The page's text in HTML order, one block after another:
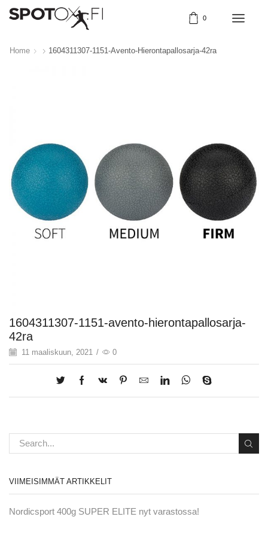
0
Home 1604311307-1151-Avento-Hierontapallosarja-42ra
1604311307-1151-avento-hierontapallosarja-
42ra
11 maaliskuun, 2021 / 0
VIIMEISIMMÄT ARTIKKELIT
Nordicsport 400g SUPER ELITE nyt varastossa!